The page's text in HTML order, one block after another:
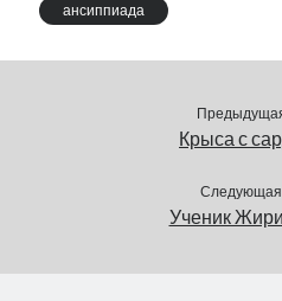
ансиппиада
Крыса с
Следующая
Ученик